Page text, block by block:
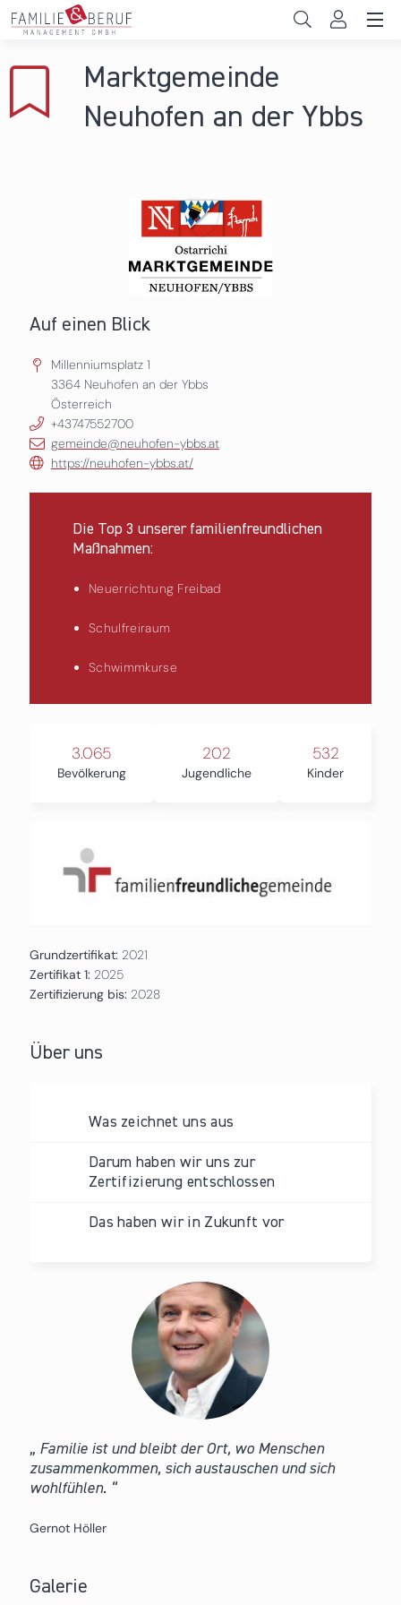
Direkt zum Inhalt
Gemeinden
Marktgemeinde
Neuhofen an der Ybbs
Auf einen Blick
Millenniumsplatz 1
3364 Neuhofen an der Ybbs
Österreich
+43747552700
gemeinde@neuhofen-ybbs.at
https://neuhofen-ybbs.at/
Die Top 3 unserer familienfreundlichen
Maßnahmen:
Neuerrichtung Freibad
Schulfreiraum
Schwimmkurse
3.065
Bevölkerung
202
Jugendliche
532
Kinder
Grundzertifikat: 2021
Zertifikat 1: 2025
Zertifizierung bis: 2028
Über uns
Was zeichnet uns aus
Darum haben wir uns zur
Zertifizierung entschlossen
Das haben wir in Zukunft vor
Familie ist und bleibt der Ort, wo Menschen
zusammenkommen, sich austauschen und sich
wohlfühlen.
Gernot Höller
Galerie